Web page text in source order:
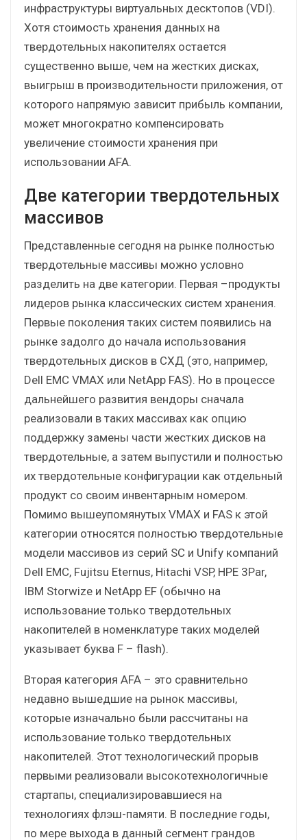
инфраструктуры виртуальных десктопов (VDI).
Хотя стоимость хранения данных на
твердотельных накопителях остается
существенно выше, чем на жестких дисках,
выигрыш в производительности приложения, от
которого напрямую зависит прибыль компании,
может многократно компенсировать
увеличение стоимости хранения при
использовании AFA.
Две категории твердотельных
массивов
Представленные сегодня на рынке полностью
твердотельные массивы можно условно
разделить на две категории. Первая –продукты
лидеров рынка классических систем хранения.
Первые поколения таких систем появились на
рынке задолго до начала использования
твердотельных дисков в СХД (это, например,
Dell EMC VMAX или NetApp FAS). Но в процессе
дальнейшего развития вендоры сначала
реализовали в таких массивах как опцию
поддержку замены части жестких дисков на
твердотельные, а затем выпустили и полностью
их твердотельные конфигурации как отдельный
продукт со своим инвентарным номером.
Помимо вышеупомянутых VMAX и FAS к этой
категории относятся полностью твердотельные
модели массивов из серий SC и Unify компаний
Dell EMC, Fujitsu Eternus, Hitachi VSP, HPE 3Par,
IBM Storwize и NetApp EF (обычно на
использование только твердотельных
накопителей в номенклатуре таких моделей
указывает буква F – flash).
Вторая категория AFA – это сравнительно
недавно вышедшие на рынок массивы,
которые изначально были рассчитаны на
использование только твердотельных
накопителей. Этот технологический прорыв
первыми реализовали высокотехнологичные
стартапы, специализировавшиеся на
технологиях флэш-памяти. В последние годы,
по мере выхода в данный сегмент грандов